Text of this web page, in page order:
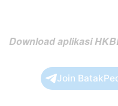
Download aplikasi
Join